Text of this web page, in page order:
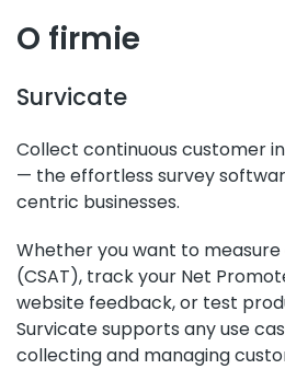
O firmie
Survicate
Collect continuous customer
— the effortless survey
centric businesses.
Whether you want to
(CSAT), track your Net
website feedback, or test
Survicate supports any use
collecting and managing